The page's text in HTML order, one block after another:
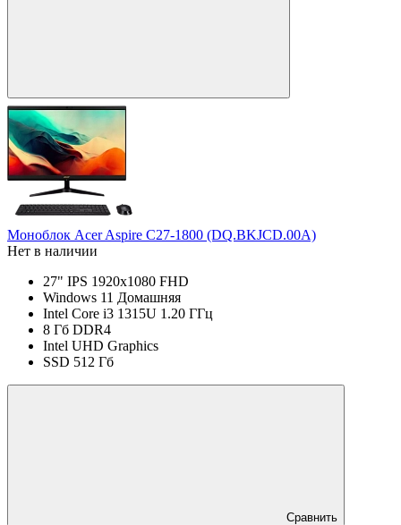
Моноблок Acer Aspire C27-1800 (DQ.BKJCD.00A)
Нет в наличии
27" IPS 1920x1080 FHD
Windows 11 Домашняя
Intel Core i3 1315U 1.20 ГГц
8 Гб DDR4
Intel UHD Graphics
SSD 512 Гб
Сравнить